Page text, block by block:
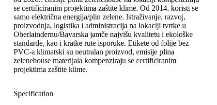
se certificiranim projektima zaštite klime. Od 2014. koristi se
samo električna energija/plin zelene. Istraživanje, razvoj,
proizvodnja, logistika i administracija na lokaciji tvrtke u
Oberlaindernu/Bavarska jamče najvišu kvalitetu i ekološke
standarde, kao i kratke rute isporuke. Etikete od folije bez
PVC-a klimatski su neutralan proizvod, emisije plina
zelenehouse materijala kompenziraju se certificiranim
projektima zaštite klime.
Specification